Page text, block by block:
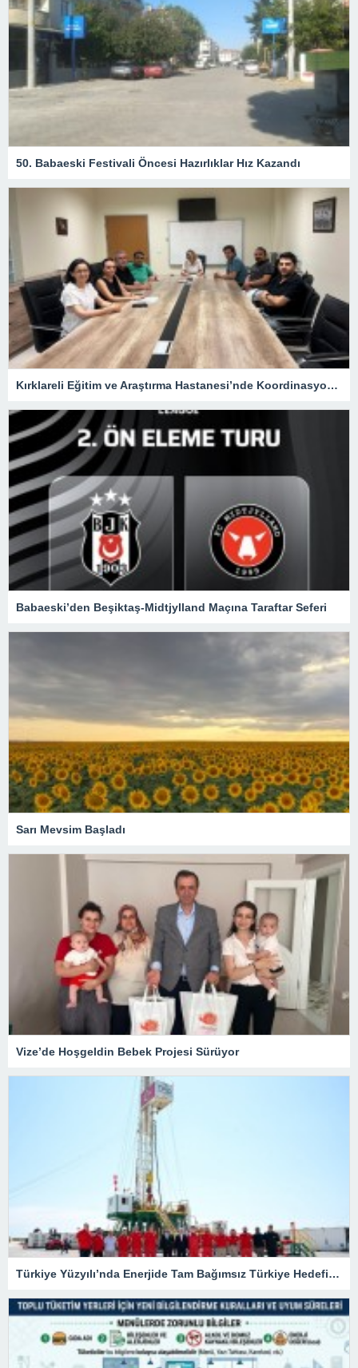
50. Babaeski Festivali Öncesi Hazırlıklar Hız Kazandı
Kırklareli Eğitim ve Araştırma Hastanesi’nde Koordinasyon Toplantısı
Babaeski’den Beşiktaş-Midtjylland Maçına Taraftar Seferi
Sarı Mevsim Başladı
Vize’de Hoşgeldin Bebek Projesi Sürüyor
Türkiye Yüzyılı’nda Enerjide Tam Bağımsız Türkiye Hedefi İçin Durmadan Çalışıyoruz